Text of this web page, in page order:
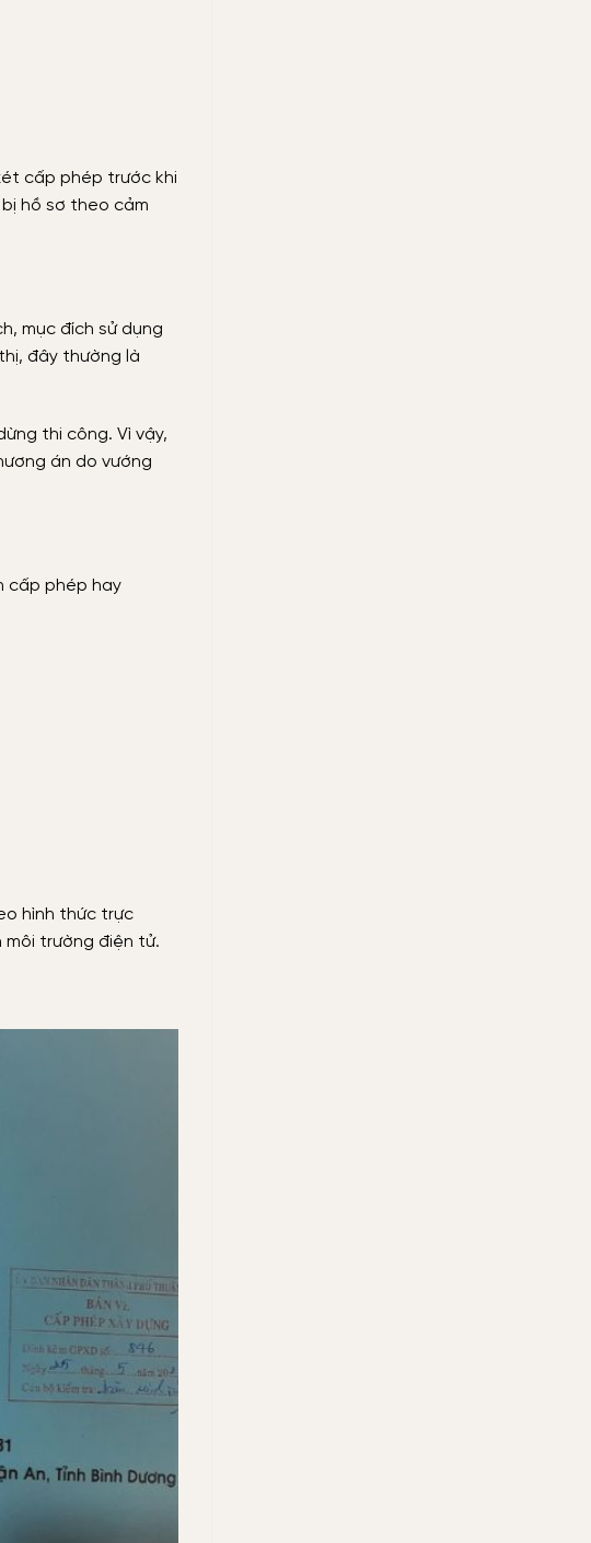
cấp phép trước khi
hồ sơ theo cảm
mục đích sử dụng
đây thường là
thi công. Vì vậy,
án do vướng
cấp phép hay
hình thức trực
trường điện tử.